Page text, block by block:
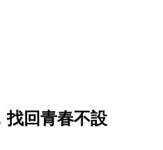
找回青春不設